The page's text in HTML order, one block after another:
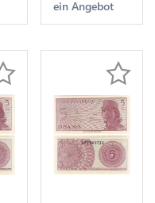
ein Angebot